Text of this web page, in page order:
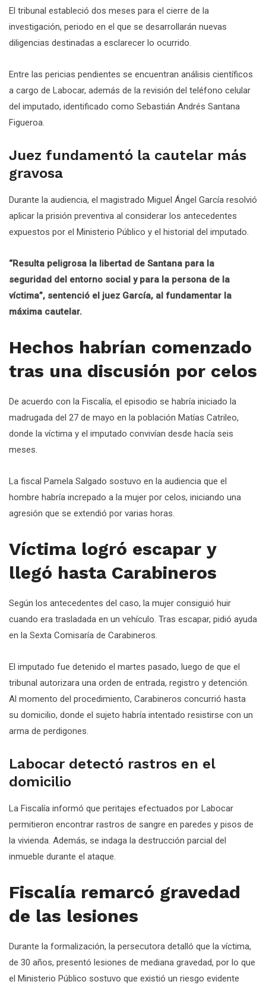
El tribunal estableció dos meses para el cierre de la
investigación, periodo en el que se desarrollarán nuevas
diligencias destinadas a esclarecer lo ocurrido.
Entre las pericias pendientes se encuentran análisis científicos
a cargo de Labocar, además de la revisión del teléfono celular
del imputado, identificado como Sebastián Andrés Santana
Figueroa.
Juez fundamentó la cautelar más
gravosa
Durante la audiencia, el magistrado Miguel Ángel García resolvió
aplicar la prisión preventiva al considerar los antecedentes
expuestos por el Ministerio Público y el historial del imputado.
“Resulta peligrosa la libertad de Santana para la
seguridad del entorno social y para la persona de la
víctima”, sentenció el juez García, al fundamentar la
máxima cautelar.
Hechos habrían comenzado
tras una discusión por celos
De acuerdo con la Fiscalía, el episodio se habría iniciado la
madrugada del 27 de mayo en la población Matías Catrileo,
donde la víctima y el imputado convivían desde hacía seis
meses.
La fiscal Pamela Salgado sostuvo en la audiencia que el
hombre habría increpado a la mujer por celos, iniciando una
agresión que se extendió por varias horas.
Víctima logró escapar y
llegó hasta Carabineros
Según los antecedentes del caso, la mujer consiguió huir
cuando era trasladada en un vehículo. Tras escapar, pidió ayuda
en la Sexta Comisaría de Carabineros.
El imputado fue detenido el martes pasado, luego de que el
tribunal autorizara una orden de entrada, registro y detención.
Al momento del procedimiento, Carabineros concurrió hasta
su domicilio, donde el sujeto habría intentado resistirse con un
arma de perdigones.
Labocar detectó rastros en el
domicilio
La Fiscalía informó que peritajes efectuados por Labocar
permitieron encontrar rastros de sangre en paredes y pisos de
la vivienda. Además, se indaga la destrucción parcial del
inmueble durante el ataque.
Fiscalía remarcó gravedad
de las lesiones
Durante la formalización, la persecutora detalló que la víctima,
de 30 años, presentó lesiones de mediana gravedad, por lo que
el Ministerio Público sostuvo que existió un riesgo evidente